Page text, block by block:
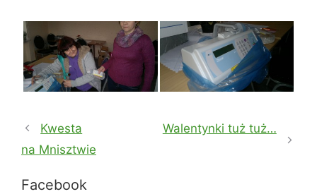
Kwesta
na Mnisztwie
Walentynki tuż tuż…
Facebook